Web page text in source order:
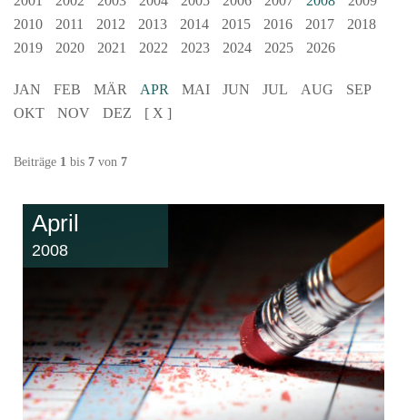
2010
2011 2012 2013 2014 2015 2016 2017
2018
2019
2020 2021 2022 2023 2024 2025 2026
JAN FEB MÄR APR MAI JUN JUL AUG
SEP
OKT
NOV DEZ [ X ]
Beiträge 1 bis 7 von 7
April
2008